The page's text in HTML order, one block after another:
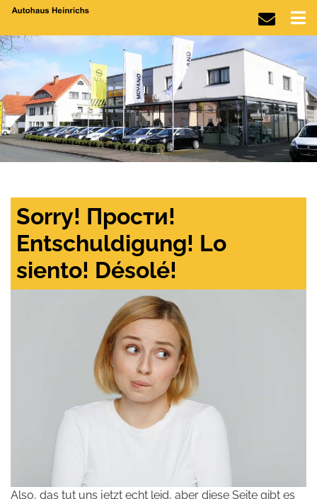
Sorry! Прости!
Entschuldigung! Lo
siento! Désolé!
Also, das tut uns jetzt echt leid, aber diese Seite gibt es